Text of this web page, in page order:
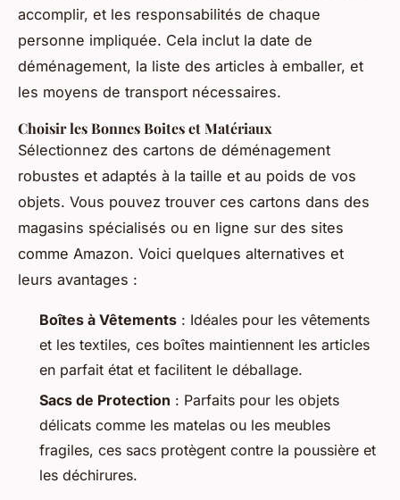
accomplir, et les responsabilités de chaque
personne impliquée. Cela inclut la date de
déménagement, la liste des articles à emballer, et
les moyens de transport nécessaires.
Choisir les Bonnes Boites et Matériaux
Sélectionnez des cartons de déménagement
robustes et adaptés à la taille et au poids de vos
objets. Vous pouvez trouver ces cartons dans des
magasins spécialisés ou en ligne sur des sites
comme Amazon. Voici quelques alternatives et
leurs avantages :
Boîtes à Vêtements : Idéales pour les vêtements
et les textiles, ces boîtes maintiennent les articles
en parfait état et facilitent le déballage.
Sacs de Protection : Parfaits pour les objets
délicats comme les matelas ou les meubles
fragiles, ces sacs protègent contre la poussière et
les déchirures.